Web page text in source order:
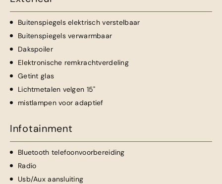
Buitenspiegels elektrisch verstelbaar
Buitenspiegels verwarmbaar
Dakspoiler
Elektronische remkrachtverdeling
Getint glas
Lichtmetalen velgen 15"
mistlampen voor adaptief
Infotainment
Bluetooth telefoonvoorbereiding
Radio
Usb/Aux aansluiting